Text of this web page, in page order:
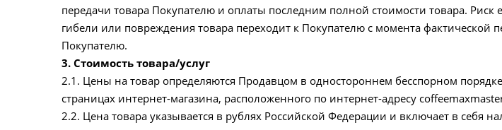
передачи товара Покупателю и оплаты последним полной стоимости товара. Риск
гибели или повреждения товара переходит к Покупателю с момента фактической
Покупателю.
3. Стоимость товара/услуг
2.1. Цены на товар определяются Продавцом в одностороннем бесспорном
страницах интернет-магазина, расположенного по интернет-адресу
2.2. Цена товара указывается в рублях Российской Федерации и включает в себя